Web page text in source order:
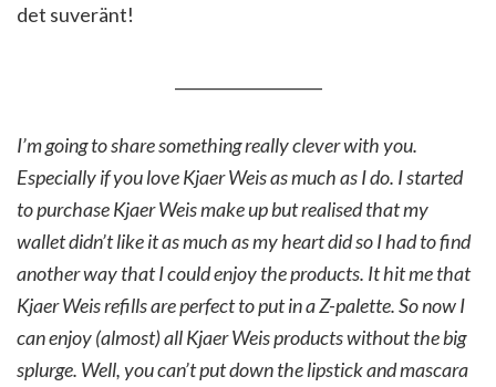
det suveränt!
I’m going to share something really clever with you.
Especially if you love Kjaer Weis as much as I do. I started
to purchase Kjaer Weis make up but realised that my
wallet didn’t like it as much as my heart did so I had to find
another way that I could enjoy the products. It hit me that
Kjaer Weis refills are perfect to put in a Z-palette. So now I
can enjoy (almost) all Kjaer Weis products without the big
splurge. Well, you can’t put down the lipstick and mascara